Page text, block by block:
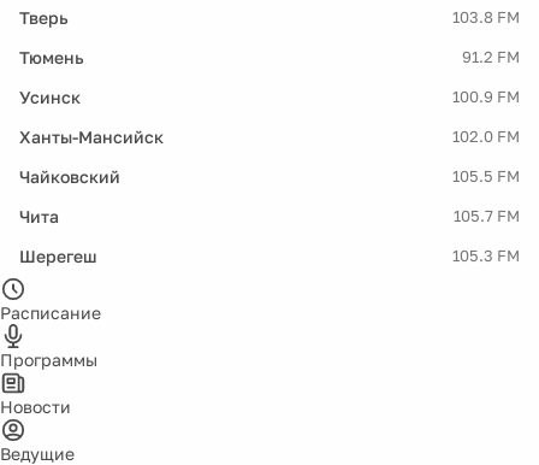
Тверь 103.8 FM
Тюмень 91.2 FM
Усинск 100.9 FM
Ханты-Мансийск 102.0 FM
Чайковский 105.5 FM
Чита 105.7 FM
Шерегеш 105.3 FM
Расписание
Программы
Новости
Ведущие